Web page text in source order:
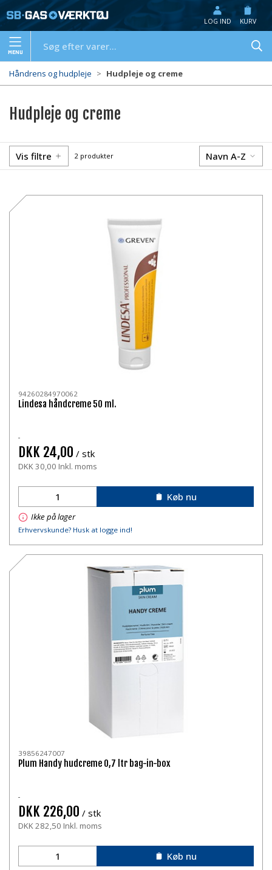
LOG IND KURV
MENU
Håndrens og hudpleje Hudpleje og creme
Hudpleje og creme
Vis filtre 2 produkter Navn A-Z
94260284970062
Lindesa håndcreme 50 ml.
DKK 24,00 / stk
DKK 30,00 Inkl. moms
Køb nu
Ikke på lager
Erhvervskunde? Husk at logge ind!
39856247007
Plum Handy hudcreme 0,7 ltr bag-in-box
DKK 226,00 / stk
DKK 282,50 Inkl. moms
Køb nu